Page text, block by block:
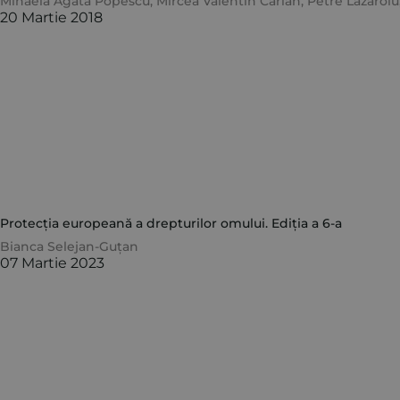
20 Martie 2018
Protecția europeană a drepturilor omului. Ediția a 6-a
Bianca Selejan-Guțan
07 Martie 2023